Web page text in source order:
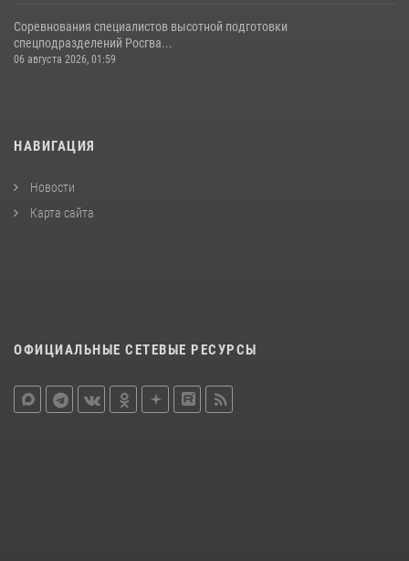
Соревнования специалистов высотной подготовки
спецподразделений Росгва...
06 августа 2026, 01:59
НАВИГАЦИЯ
Новости
Карта сайта
ОФИЦИАЛЬНЫЕ СЕТЕВЫЕ РЕСУРСЫ